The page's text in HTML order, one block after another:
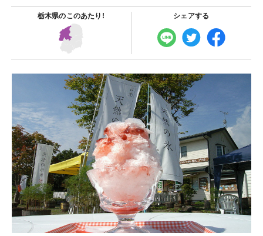
栃木県のこのあたり! シェアする